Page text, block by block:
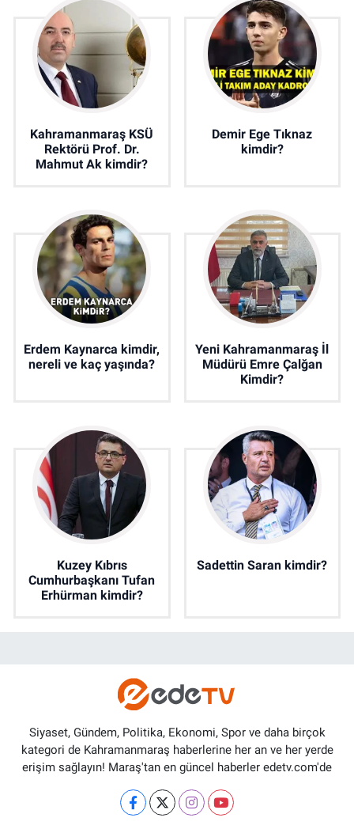
Kahramanmaraş KSÜ
Rektörü Prof. Dr.
Mahmut Ak kimdir?
Demir Ege Tıknaz
kimdir?
Erdem Kaynarca kimdir,
nereli ve kaç yaşında?
Yeni Kahramanmaraş İl
Müdürü Emre Çalğan
Kimdir?
Kuzey Kıbrıs
Cumhurbaşkanı Tufan
Erhürman kimdir?
Sadettin Saran kimdir?
Siyaset, Gündem, Politika, Ekonomi, Spor ve daha birçok
kategori de Kahramanmaraş haberlerine her an ve her yerde
erişim sağlayın! Maraş'tan en güncel haberler edetv.com'de